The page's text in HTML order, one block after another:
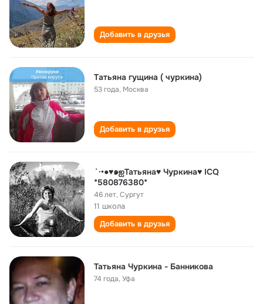
Добавить в друзья
Tатьяна гущина ( чуркина)
53 года, Москва
Добавить в друзья
˙·•●♥๑ஐТатьяна♥ Чуркина♥ ICQ
*580876380*
46 лет,Сургут
11 школа
Добавить в друзья
Татьяна Чуркина - Банникова
74 года,Уфа